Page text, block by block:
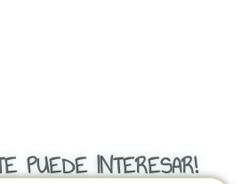
PUEDE INTERESAR!